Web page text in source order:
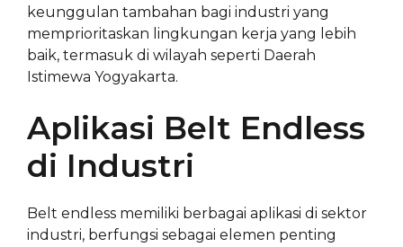
keunggulan tambahan bagi industri yang
memprioritaskan lingkungan kerja yang lebih
baik, termasuk di wilayah seperti Daerah
Istimewa Yogyakarta.
Aplikasi Belt Endless
di Industri
Belt endless memiliki berbagai aplikasi di sektor
industri, berfungsi sebagai elemen penting